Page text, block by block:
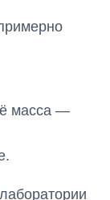
масса —